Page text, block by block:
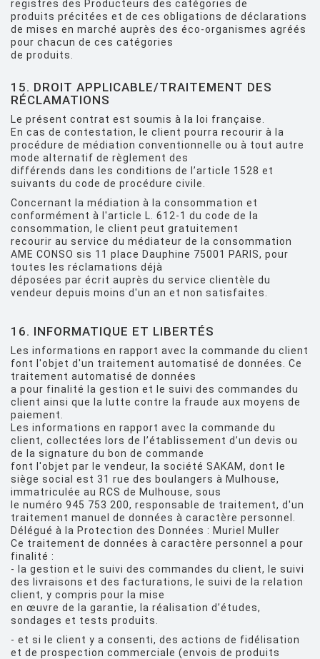
registres des Producteurs des catégories de
produits précitées et de ces obligations de déclarations
de mises en marché auprès des éco-organismes agréés
pour chacun de ces catégories
de produits.
15. DROIT APPLICABLE/TRAITEMENT DES
RÉCLAMATIONS
Le présent contrat est soumis à la loi française.
En cas de contestation, le client pourra recourir à la
procédure de médiation conventionnelle ou à tout autre
mode alternatif de règlement des
différends dans les conditions de l’article 1528 et
suivants du code de procédure civile.
Concernant la médiation à la consommation et
conformément à l'article L. 612-1 du code de la
consommation, le client peut gratuitement
recourir au service du médiateur de la consommation
AME CONSO sis 11 place Dauphine 75001 PARIS, pour
toutes les réclamations déjà
déposées par écrit auprès du service clientèle du
vendeur depuis moins d'un an et non satisfaites.
16. INFORMATIQUE ET LIBERTÉS
Les informations en rapport avec la commande du client
font l'objet d'un traitement automatisé de données. Ce
traitement automatisé de données
a pour finalité la gestion et le suivi des commandes du
client ainsi que la lutte contre la fraude aux moyens de
paiement.
Les informations en rapport avec la commande du
client, collectées lors de l’établissement d’un devis ou
de la signature du bon de commande
font l'objet par le vendeur, la société SAKAM, dont le
siège social est 31 rue des boulangers à Mulhouse,
immatriculée au RCS de Mulhouse, sous
le numéro 945 753 200, responsable de traitement, d'un
traitement manuel de données à caractère personnel.
Délégué à la Protection des Données : Muriel Muller
Ce traitement de données à caractère personnel a pour
finalité :
- la gestion et le suivi des commandes du client, le suivi
des livraisons et des facturations, le suivi de la relation
client, y compris pour la mise
en œuvre de la garantie, la réalisation d’études,
sondages et tests produits.
- et si le client y a consenti, des actions de fidélisation
et de prospection commerciale (envois de produits